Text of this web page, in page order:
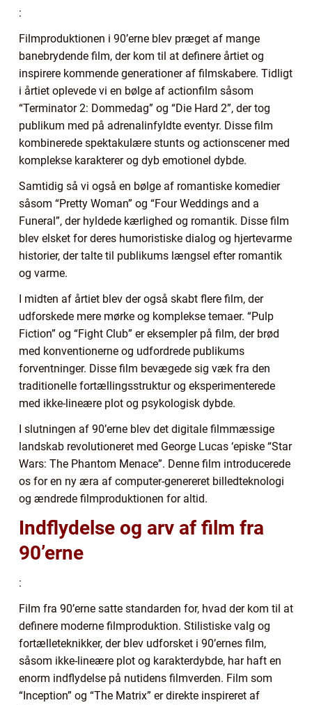
:
Filmproduktionen i 90’erne blev præget af mange
banebrydende film, der kom til at definere årtiet og
inspirere kommende generationer af filmskabere. Tidligt
i årtiet oplevede vi en bølge af actionfilm såsom
“Terminator 2: Dommedag” og “Die Hard 2”, der tog
publikum med på adrenalinfyldte eventyr. Disse film
kombinerede spektakulære stunts og actionscener med
komplekse karakterer og dyb emotionel dybde.
Samtidig så vi også en bølge af romantiske komedier
såsom “Pretty Woman” og “Four Weddings and a
Funeral”, der hyldede kærlighed og romantik. Disse film
blev elsket for deres humoristiske dialog og hjertevarme
historier, der talte til publikums længsel efter romantik
og varme.
I midten af årtiet blev der også skabt flere film, der
udforskede mere mørke og komplekse temaer. “Pulp
Fiction” og “Fight Club” er eksempler på film, der brød
med konventionerne og udfordrede publikums
forventninger. Disse film bevægede sig væk fra den
traditionelle fortællingsstruktur og eksperimenterede
med ikke-lineære plot og psykologisk dybde.
I slutningen af 90’erne blev det digitale filmmæssige
landskab revolutioneret med George Lucas ‘episke “Star
Wars: The Phantom Menace”. Denne film introducerede
os for en ny æra af computer-genereret billedteknologi
og ændrede filmproduktionen for altid.
Indflydelse og arv af film fra
90’erne
:
Film fra 90’erne satte standarden for, hvad der kom til at
definere moderne filmproduktion. Stilistiske valg og
fortælleteknikker, der blev udforsket i 90’ernes film,
såsom ikke-lineære plot og karakterdybde, har haft en
enorm indflydelse på nutidens filmverden. Film som
“Inception” og “The Matrix” er direkte inspireret af